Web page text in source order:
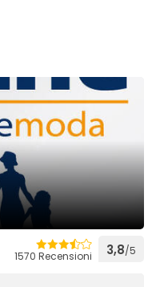
1570 Recensioni 3,8/5